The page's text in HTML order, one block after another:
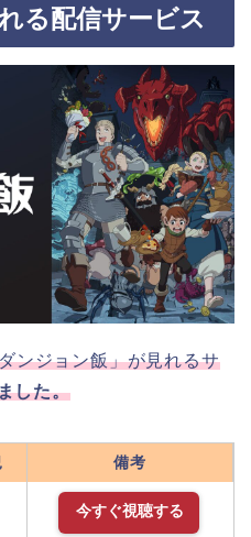
る配信サービス
ンジョン飯」が見れるサ
した。
備考
今すぐ視聴する